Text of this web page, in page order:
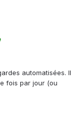
automatisées. Il
fois par jour (ou